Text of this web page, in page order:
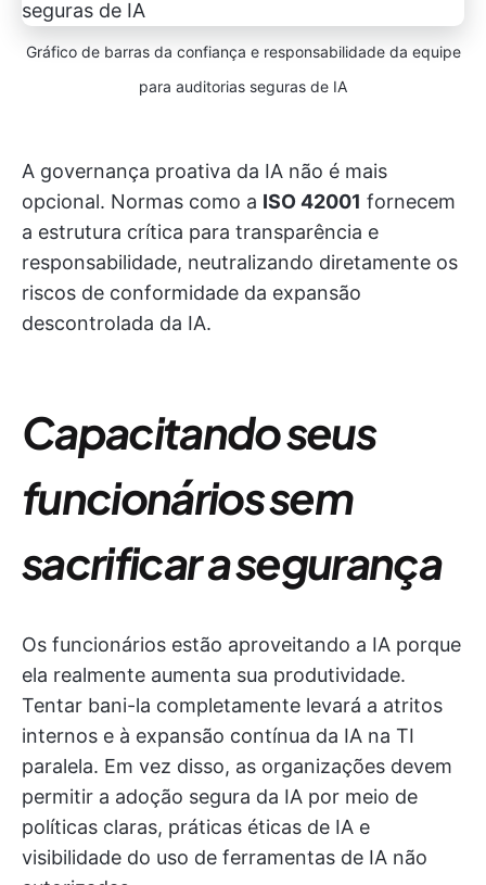
Gráfico de barras da confiança e responsabilidade da equipe
para auditorias seguras de IA
A governança proativa da IA não é mais
opcional. Normas como a ISO 42001 fornecem
a estrutura crítica para transparência e
responsabilidade, neutralizando diretamente os
riscos de conformidade da expansão
descontrolada da IA.
Capacitando seus
funcionários sem
sacrificar a segurança
Os funcionários estão aproveitando a IA porque
ela realmente aumenta sua produtividade.
Tentar bani-la completamente levará a atritos
internos e à expansão contínua da IA na TI
paralela. Em vez disso, as organizações devem
permitir a adoção segura da IA por meio de
políticas claras, práticas éticas de IA e
visibilidade do uso de ferramentas de IA não